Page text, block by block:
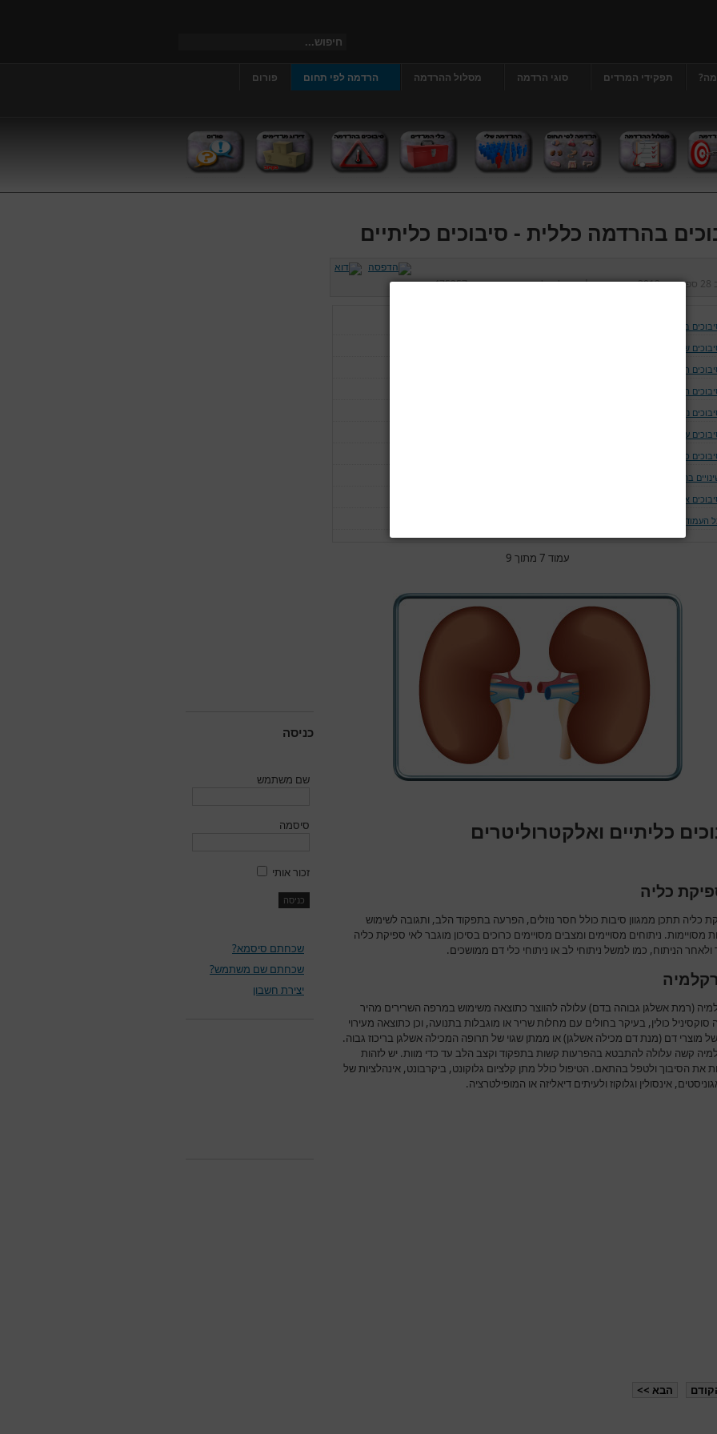
תפקידי המרדים סוגי הרדמה מסלול ההרדמה הרדמה לפי תחום
פורום
בהרדמה כללית - סיבוכים כליתיים
28 ספטמבר 2012 נכתב על ידידר' גרג'י יונתן כניסות:475357
בהרדמה כללית
של נתיב האויר ומערכת הנשימה
המודינמים
המאטולוגים
נוירולוגים ושריריים
עיניים
כליתיים
בחום הגוף
אחרים
העמודים
עמוד 7 מתוך 9
כליתיים ואלקטרוליטרים
כליה
כליה תתכן ממגוון סיבות כולל חסר נוזלים, הפרעה בתפקוד הלב, ותגובה לשימוש
מסויימות. ניתוחים מסויימים ומצבים מסויימים כרוכים בסיכון מוגבר לאי ספיקת כליה
הניתוח, כמו למשל ניתוחי לב או ניתוחי כלי דם ממושכים.
(רמת אשלגן גבוהה בדם) עלולה להווצר כתוצאה משימוש במרפה השרירים מהיר
סוקסיניל כולין, בעיקר בחולים עם מחלות שריר או מוגבלות בתנועה, וכן כתוצאה מעירוי
מוצרי דם (מנת דם מכילה אשלגן) או ממתן שגוי של תרופה המכילה אשלגן בריכוז גבוה.
קשה עלולה להתבטא בהפרעות קשות בתפקוד וקצב הלב עד כדי מוות. יש לזהות
את הסיבוך ולטפל בהתאם. הטיפול כולל מתן קלציום גלוקונט, ביקרבונט, אינהלציות של
אינסולין וגלוקוז ולעיתים דיאליזה או המופילטרציה.
הבא >>
כניסה
שם משתמש
סיסמה
זכור אותי
שכחתם סיסמא?
שכחתם שם משתמש?
יצירת חשבון